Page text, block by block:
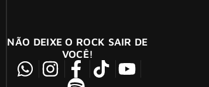
NÃO DEIXE O ROCK SAIR DE
VOCÊ!